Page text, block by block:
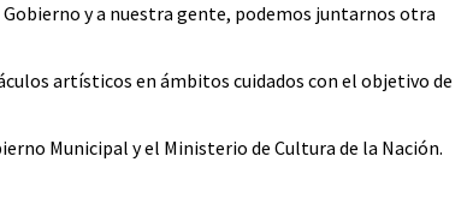
y a nuestra gente, podemos juntarnos otra
artísticos en ámbitos cuidados con el objetivo de
Municipal y el Ministerio de Cultura de la Nación.